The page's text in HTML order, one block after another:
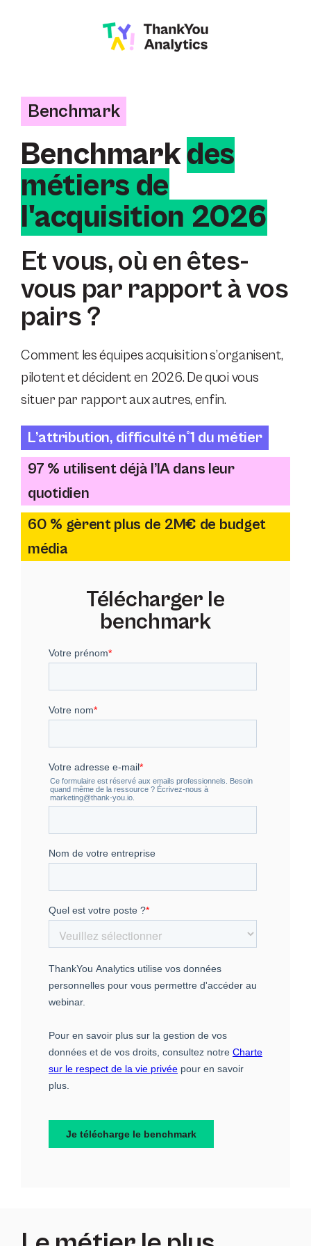
Benchmark
Benchmarkdes
métiers de
l'acquisition 2026
Et vous, où en êtes-
vous par rapport à vos
pairs ?
Comment les équipes acquisition s’organisent,
pilotent et décident en 2026. De quoi vous
situer par rapport aux autres, enfin.
L’attribution, difficulté n°1 du métier
97 % utilisent déjà l’IA dans leur
quotidien
60 % gèrent plus de 2M€ de budget
média
Télécharger le
benchmark